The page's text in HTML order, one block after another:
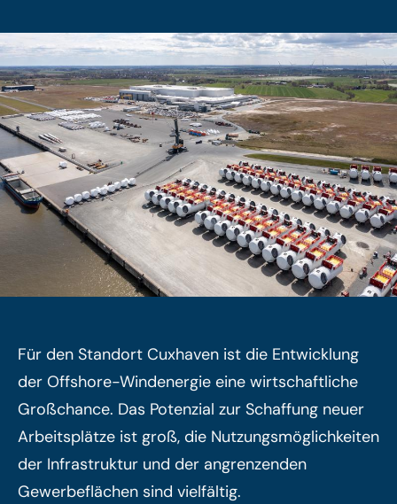
Für den Standort Cuxhaven ist die Entwicklung
der Offshore-Windenergie eine wirtschaftliche
Großchance. Das Potenzial zur Schaffung neuer
Arbeitsplätze ist groß, die Nutzungsmöglichkeiten
der Infrastruktur und der angrenzenden
Gewerbeflächen sind vielfältig.